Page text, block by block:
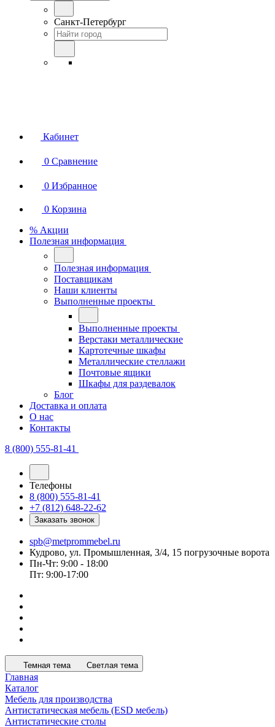
Санкт-Петербург
Кабинет
0 Сравнение
0 Избранное
0 Корзина
% Акции
Полезная информация
Полезная информация
Поставщикам
Наши клиенты
Выполненные проекты
Выполненные проекты
Верстаки металлические
Картотечные шкафы
Металлические стеллажи
Почтовые ящики
Шкафы для раздевалок
Блог
Доставка и оплата
О нас
Контакты
8 (800) 555-81-41
Телефоны
8 (800) 555-81-41
+7 (812) 648-22-62
Заказать звонок
spb@metprommebel.ru
Кудрово, ул. Промышленная, 3/4, 15 погрузочные ворота
Пн-Чт: 9:00 - 18:00
Пт: 9:00-17:00
Темная тема Светлая тема
Главная
Каталог
Мебель для производства
Антистатическая мебель (ESD мебель)
Антистатические столы